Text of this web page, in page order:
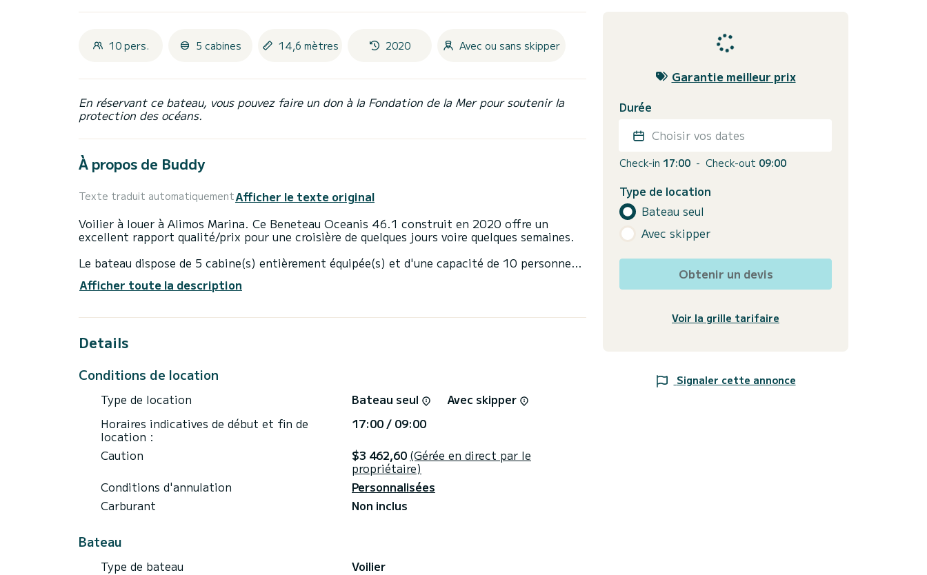
10 pers. 5 cabines 14,6 mètres 2020 Avec ou sans skipper
En réservant ce bateau, vous pouvez faire un don à la Fondation de la Mer pour soutenir la
protection des océans.
À propos de Buddy
Texte traduit automatiquementAfficher le texte original
Voilier à louer à Alimos Marina. Ce Beneteau Oceanis 46.1 construit en 2020 offre un
excellent rapport qualité/prix pour une croisière de quelques jours voire quelques semaines.
Le bateau dispose de 5 cabine(s) entièrement équipée(s) et d'une capacité de 10 personnes.
exceptionnelles sur l'eau dans les environs de Alimos Marina
Pour votre confort, Buddy - Electric Heads dispose de 3 toilettes avec douche
Ce bateau est équipé d'une Grand-voile sur enrouleur et d'un Génois sur enrouleur. Il dispose
solaire.
N'hésitez pas à nous contacter pour un devis, vous serez accompagné par un expert
Afficher toute la description
Details
Conditions de location
Type de location Bateau seul
Avec skipper
Horaires indicatives de début et fin de
location :
17:00 / 09:00
Caution
$3 462,60 (Gérée en direct par le
propriétaire)
Conditions d'annulation
Personnalisées
Carburant
Non inclus
Bateau
Type de bateau
Voilier
Garantie meilleur prix
Durée
Choisir vos dates
Check-in 17:00 - Check-out 09:00
Type de location
Bateau seul
Avec skipper
Obtenir un devis
Voir la grille tarifaire
Signaler cette annonce